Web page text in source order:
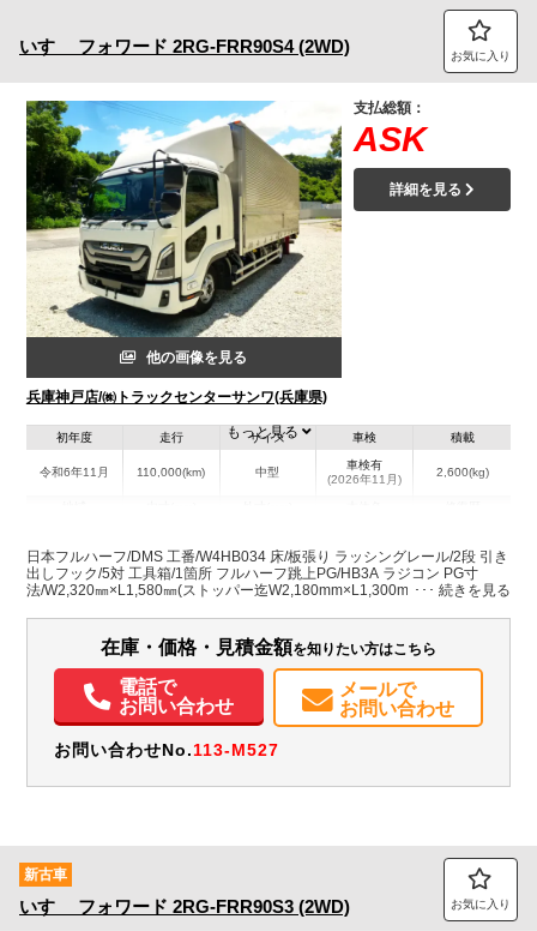
いすゞ フォワード 2RG-FRR90S4 (2WD) お気に入り
他の画像を見る
兵庫神戸店/㈱トラックセンターサンワ(兵庫県)
支払総額：
ASK
詳細を見る
初年度
令和6年11月
走行
110,000(km)
サイズ
中型
車検
車検有
(2026年11月)
積載
2,600(kg)
兵庫県
W:2,400
H:2,400
W:2,490
H:3,510
無
パワステ パワーウィンドウ 電動格納ミラー
ETC
バックモニター
もっと見る
日本フルハーフ/DMS 工番/W4HB034 床/板張り ラッシングレール/2段 引き
出しフック/5対 工具箱/1箇所 フルハーフ跳上PG/HB3A ラジコン PG寸
法/W2,320㎜×L1,580㎜(ストッパー迄W2,180mm×L1,300mm) クラリオン
在庫・価格・見積金額を知りたい方はこちら
電話で
お問い合わせ
メールで
お問い合わせ
お問い合わせNo.113-M527
新古車
いすゞ フォワード 2RG-FRR90S3 (2WD) お気に入り